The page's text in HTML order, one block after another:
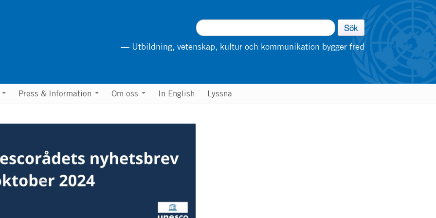
Sök
— Utbildning, vetenskap, kultur och kommunikation bygger fred
Press & Information Om oss In English Lyssna